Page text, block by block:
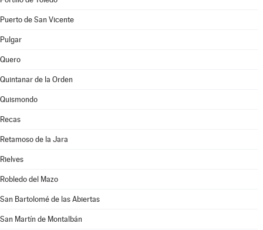
Puerto de San Vicente
Pulgar
Quero
Quintanar de la Orden
Quismondo
Recas
Retamoso de la Jara
Rielves
Robledo del Mazo
San Bartolomé de las Abiertas
San Martín de Montalbán